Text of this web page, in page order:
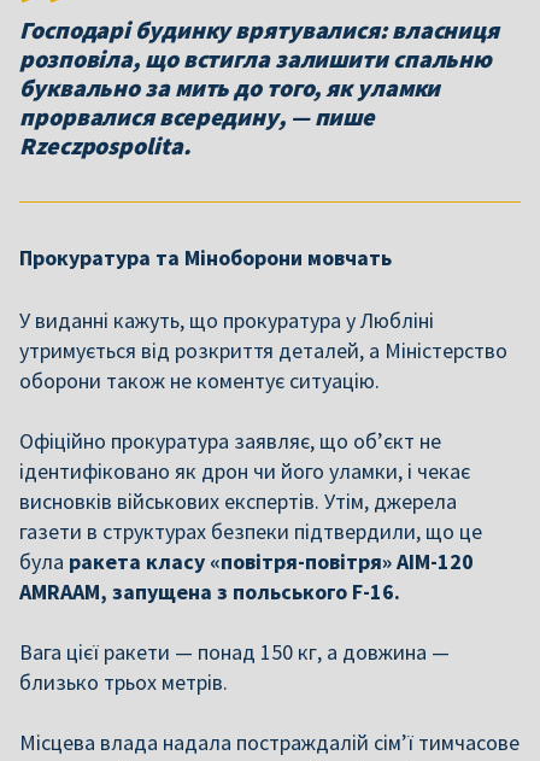
Господарі будинку врятувалися: власниця
розповіла, що встигла залишити спальню
буквально за мить до того, як уламки
прорвалися всередину, — пише
Rzeczpospolita.
Прокуратура та Міноборони мовчать
У виданні кажуть, що прокуратура у Любліні
утримується від розкриття деталей, а Міністерство
оборони також не коментує ситуацію.
Офіційно прокуратура заявляє, що об’єкт не
ідентифіковано як дрон чи його уламки, і чекає
висновків військових експертів. Утім, джерела
газети в структурах безпеки підтвердили, що це
була ракета класу «повітря-повітря» AIM-120
AMRAAM, запущена з польського F-16.
Вага цієї ракети — понад 150 кг, а довжина —
близько трьох метрів.
Місцева влада надала постраждалій сім’ї тимчасове